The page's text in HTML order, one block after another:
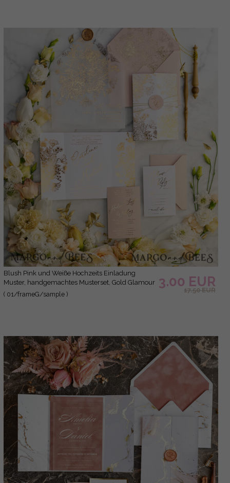
Blush Pink und Weiße Hochzeits Einladung
Muster, handgemachtes Musterset, Gold Glamour
Hochzeits Einladung Muster, Goldene Blumen
( 01/frameG/sample )
3.00 EUR
17.50 EUR